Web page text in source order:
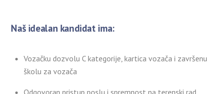
Naš idealan kandidat ima:
Vozačku dozvolu C kategorije, kartica vozača i završenu
školu za vozača